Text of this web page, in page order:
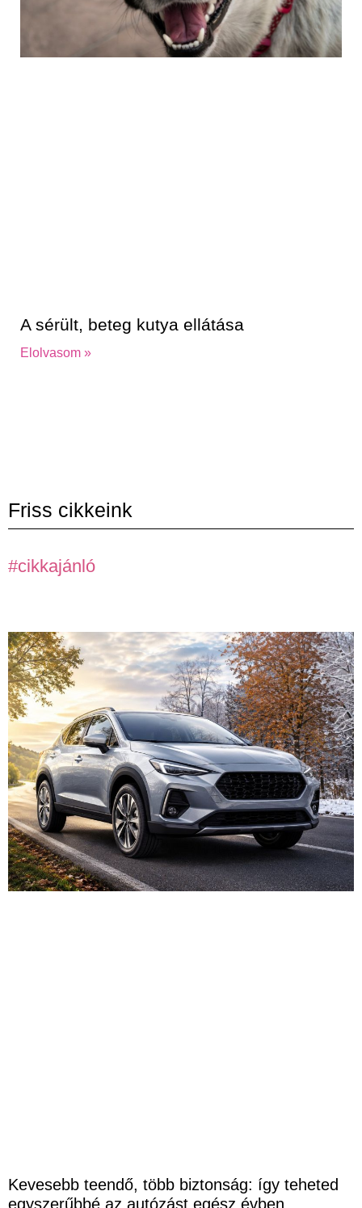
A sérült, beteg kutya ellátása
Elolvasom »
Friss cikkeink
#cikkajánló
Kevesebb teendő, több biztonság: így teheted
egyszerűbbé az autózást egész évben